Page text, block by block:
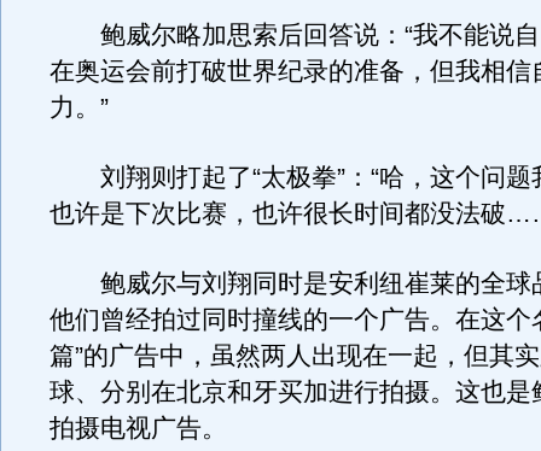
鲍威尔略加思索后回答说：“我不能说自
在奥运会前打破世界纪录的准备，但我相信
力。”
刘翔则打起了“太极拳”：“哈，这个问题
也许是下次比赛，也许很长时间都没法破
鲍威尔与刘翔同时是安利纽崔莱的全球
他们曾经拍过同时撞线的一个广告。在这个
篇”的广告中，虽然两人出现在一起，但其
球、分别在北京和牙买加进行拍摄。这也是
拍摄电视广告。